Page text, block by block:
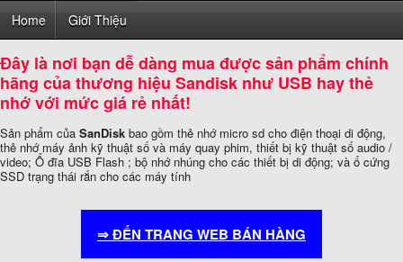
Home Giới Thiệu
Đây là nơi bạn dễ dàng mua được sản phẩm chính
hãng của thương hiệu Sandisk như USB hay thẻ
nhớ với mức giá rẻ nhất!
Sản phẩm của SanDisk bao gồm thẻ nhớ micro sd cho điện thoại di động,
thẻ nhớ máy ảnh kỹ thuật số và máy quay phim, thiết bị kỹ thuật số audio /
video; Ổ đĩa USB Flash ; bộ nhớ nhúng cho các thiết bị di động; và ổ cứng
SSD trạng thái rắn cho các máy tính
⇒ ĐẾN TRANG WEB BÁN HÀNG